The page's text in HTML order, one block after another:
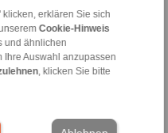
klicken, erklären Sie sich
Cookie-Hinweis
und ähnlichen
Ihre Auswahl anzupassen
, klicken Sie bitte